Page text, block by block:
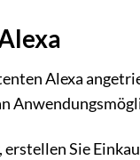
Alexa
Sie